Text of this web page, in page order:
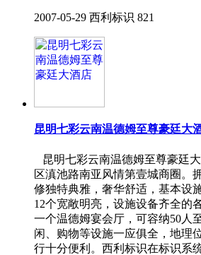
2007-05-29 西利标识 821
昆明七彩云南温德姆至尊豪廷大
昆明七彩云南温德姆至尊豪廷
区滇池路南亚风情第壹城商圈。
修独特典雅，奢华舒适，基本设
12个宽敞明亮，设施设备齐全的
一个温德姆宴会厅，可容纳50人
闲、购物等设施一应俱全，地理
行十分便利。西利标识在标识系